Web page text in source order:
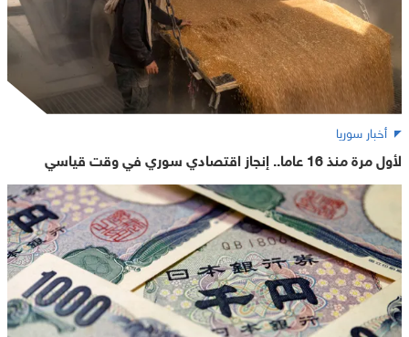
أخبار سوريا
لأول مرة منذ 16 عاما.. إنجاز اقتصادي سوري في وقت قياسي